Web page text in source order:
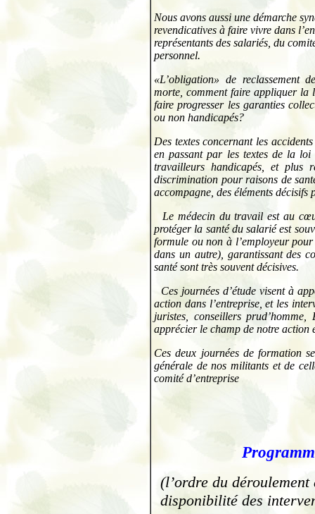
Nous avons aussi une démarche
revendicatives à faire vivre dans
représentants des salariés, du
personnel.
«L’obligation» de reclassement
morte, comment faire appliquer la
faire progresser les garanties
ou non handicapés?
Des textes concernant les
en passant par les textes de la
travailleurs handicapés, et plus
discrimination pour raisons de
accompagne, des éléments
Le médecin du travail est au
protéger la santé du salarié est
formule ou non à l’employeur
dans un autre), garantissant des
santé sont très souvent décisives.
Ces journées d’étude visent à
action dans l’entreprise, et les
juristes, conseillers prud’homme,
apprécier le champ de notre action
Ces deux journées de formation
générale de nos militants et de
comité d’entreprise
(l’ordre du
disponibilité des